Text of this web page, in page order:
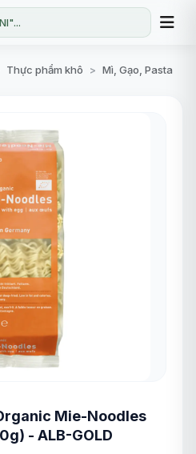
Thực phẩm khô > Mì, Gạo, Pasta
Mie-Noodles
- ALB-GOLD